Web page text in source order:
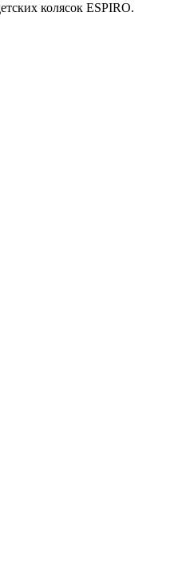
колясок ESPIRO.